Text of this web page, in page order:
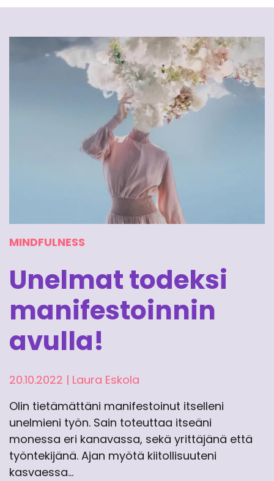
MINDFULNESS
Unelmat todeksi
manifestoinnin
avulla!
20.10.2022 | Laura Eskola
Olin tietämättäni manifestoinut itselleni
unelmieni työn. Sain toteuttaa itseäni
monessa eri kanavassa, sekä yrittäjänä että
työntekijänä. Ajan myötä kiitollisuuteni
kasvaessa…